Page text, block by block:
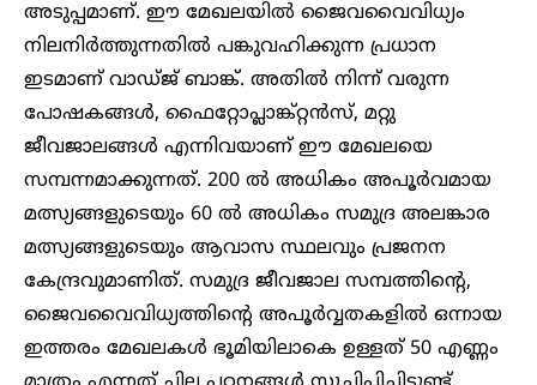
അടുപ്പമാണ്. ഈ മേഖലയിൽ ജൈവവൈവിധ്യം
നിലനിർത്തുന്നതിൽ പങ്കുവഹിക്കുന്ന പ്രധാന
ഇടമാണ് വാഡ്ജ് ബാങ്ക്. അതിൽ നിന്ന് വരുന്ന
പോഷകങ്ങൾ, ഫൈറ്റോപ്ലാങ്ക്റ്റൻസ്, മറ്റു
ജീവജാലങ്ങൾ എന്നിവയാണ് ഈ മേഖലയെ
സമ്പന്നമാക്കുന്നത്. 200 ൽ അധികം അപൂർവമായ
മത്സ്യങ്ങളുടെയും 60 ൽ അധികം സമുദ്ര അലങ്കാര
മത്സ്യങ്ങളുടെയും ആവാസ സ്ഥലവും പ്രജനന
കേന്ദ്രവുമാണിത്. സമുദ്ര ജീവജാല സമ്പത്തിന്റെ,
ജൈവവൈവിധ്യത്തിന്റെ അപൂർവ്വതകളിൽ ഒന്നായ
ഇത്തരം മേഖലകൾ ഭൂമിയിലാകെ ഉള്ളത് 50 എണ്ണം